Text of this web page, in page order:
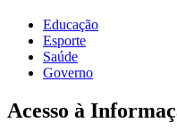
Educação
Esporte
Saúde
Governo
Acesso à